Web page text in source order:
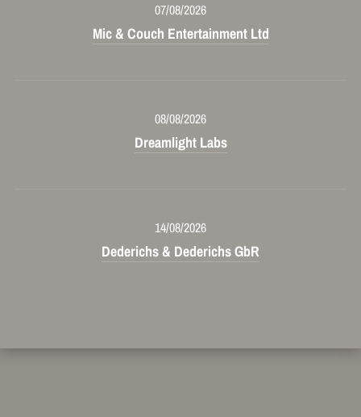
07/08/2026
Mic & Couch Entertainment Ltd
08/08/2026
Dreamlight Labs
14/08/2026
Dederichs & Dederichs GbR